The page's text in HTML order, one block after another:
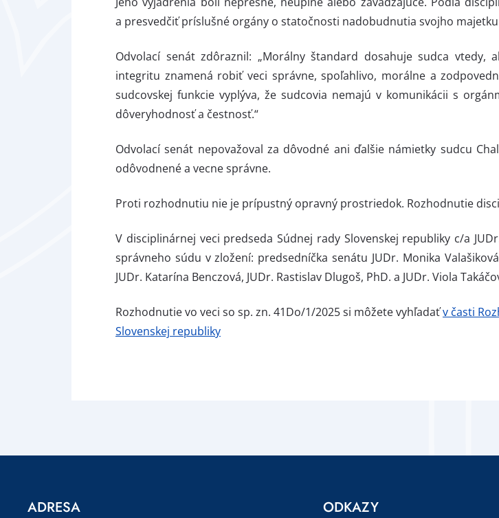
a presvedčiť príslušné orgány o statočnosti nadobudnutia svojho
Odvolací senát zdôraznil: „Morálny štandard dosahuje sudca vtedy,
integritu znamená robiť veci správne, spoľahlivo, morálne a
sudcovskej funkcie vyplýva, že sudcovia nemajú v komunikácii s
dôveryhodnosť a čestnosť.“
Odvolací senát nepovažoval za dôvodné ani ďalšie námietky sudcu
odôvodnené a vecne správne.
Proti rozhodnutiu nie je prípustný opravný prostriedok. Rozhodnutie
V disciplinárnej veci predseda Súdnej rady Slovenskej republiky c/a
správneho súdu v zložení: predsedníčka senátu JUDr. Monika
JUDr. Katarína Benczová, JUDr. Rastislav Dlugoš, PhD. a JUDr. Viola
Rozhodnutie vo veci so sp. zn. 41Do/1/2025 si môžete vyhľadaťv časti
Slovenskej republiky
ADRESA ODKAZY